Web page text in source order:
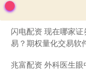
闪电配资 现在哪家
易？期权量化交易软
兆富配资 外科医生眼